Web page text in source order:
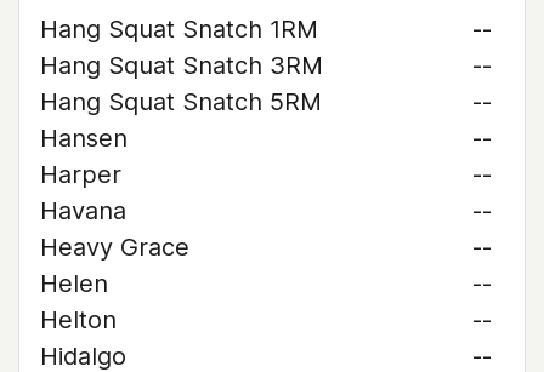
Hang Squat Snatch 1RM
--
Hang Squat Snatch 3RM
--
Hang Squat Snatch 5RM
--
Hansen
--
Harper
--
Havana
--
Heavy Grace
--
Helen
--
Helton
--
Hidalgo
--